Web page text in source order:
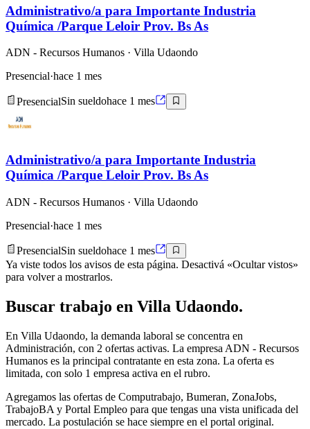
Administrativo/a para Importante Industria
Química /Parque Leloir Prov. Bs As
ADN - Recursos Humanos · Villa Udaondo
Presencial·hace 1 mes
PresencialSin sueldohace 1 mes
Administrativo/a para Importante Industria
Química /Parque Leloir Prov. Bs As
ADN - Recursos Humanos · Villa Udaondo
Presencial·hace 1 mes
PresencialSin sueldohace 1 mes
Ya viste todos los avisos de esta página. Desactivá «Ocultar vistos»
para volver a mostrarlos.
Buscar trabajo en Villa Udaondo.
En Villa Udaondo, la demanda laboral se concentra en
Administración, con 2 ofertas activas. La empresa ADN - Recursos
Humanos es la principal contratante en esta zona. La oferta es
limitada, con solo 1 empresa activa en el rubro.
Agregamos las ofertas de Computrabajo, Bumeran, ZonaJobs,
TrabajoBA y Portal Empleo para que tengas una vista unificada del
mercado. La postulación se hace siempre en el portal original.